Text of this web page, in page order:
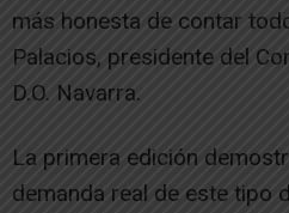
más honesta de contar
Palacios, presidente del
D.O. Navarra.
La primera edición
demanda real de este tipo